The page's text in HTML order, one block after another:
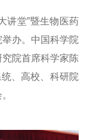
堂”暨生物医药
办。中国科学院
院首席科学家陈
、高校、科研院